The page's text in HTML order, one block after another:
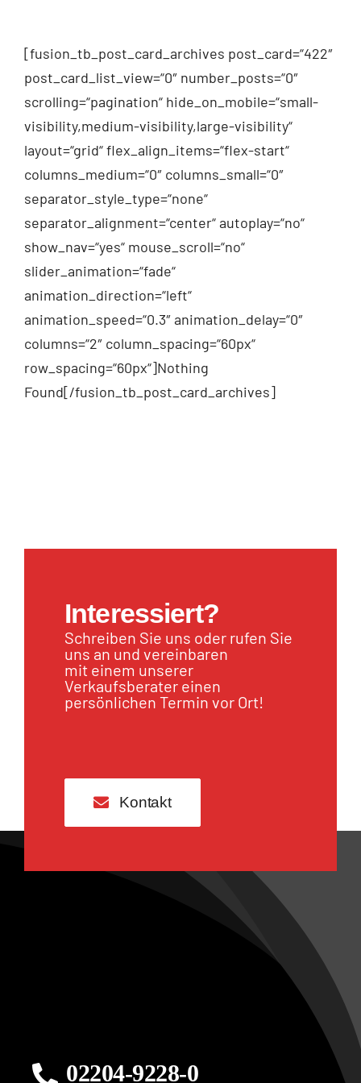
[fusion_tb_post_card_archives post_card=“422″
post_card_list_view=“0″ number_posts=“0″
scrolling=“pagination“ hide_on_mobile=“small-
visibility,medium-visibility,large-visibility“
layout=“grid“ flex_align_items=“flex-start“
columns_medium=“0″ columns_small=“0″
separator_style_type=“none“
separator_alignment=“center“ autoplay=“no“
show_nav=“yes“ mouse_scroll=“no“
slider_animation=“fade“
animation_direction=“left“
animation_speed=“0.3″ animation_delay=“0″
columns=“2″ column_spacing=“60px“
row_spacing=“60px“]Nothing
Found[/fusion_tb_post_card_archives]
Interessiert?
Schreiben Sie uns oder rufen Sie
uns an und vereinbaren
mit einem unserer
Verkaufsberater einen
persönlichen Termin vor Ort!
Kontakt
02204-9228-0